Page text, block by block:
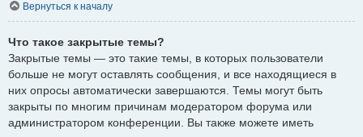
Вернуться к началу
Что такое закрытые темы?
Закрытые темы — это такие темы, в которых пользователи
больше не могут оставлять сообщения, и все находящиеся в
них опросы автоматически завершаются. Темы могут быть
закрыты по многим причинам модератором форума или
администратором конференции. Вы также можете иметь